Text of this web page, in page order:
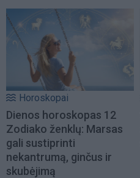
Horoskopai
Dienos horoskopas 12
Zodiako ženklų: Marsas
gali sustiprinti
nekantrumą, ginčus ir
skubėjimą